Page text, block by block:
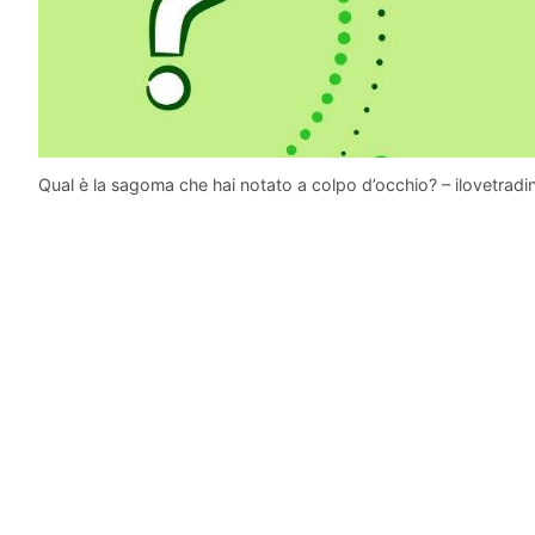
Qual è la sagoma che hai notato a colpo d’occhio? –